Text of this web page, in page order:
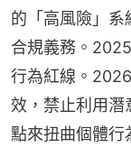
的「高風險」系
合規義務。
行為紅線。
效，禁止利用潛
點來扭曲個體行